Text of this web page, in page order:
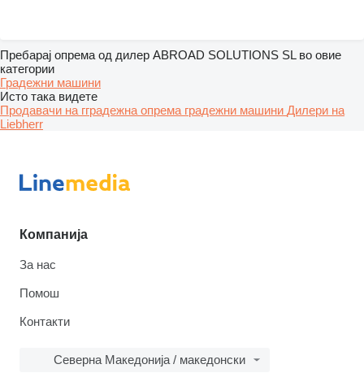
Пребарај опрема од дилер ABROAD SOLUTIONS SL во овие
категории
Градежни машини
Исто така видете
Продавачи на гградежна опрема градежни машини Дилери на
Liebherr
Компанија
За нас
Помош
Контакти
Северна Македонија / македонски